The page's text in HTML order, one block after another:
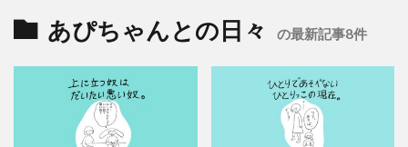
あぴちゃんとの日々 の最新記事8件